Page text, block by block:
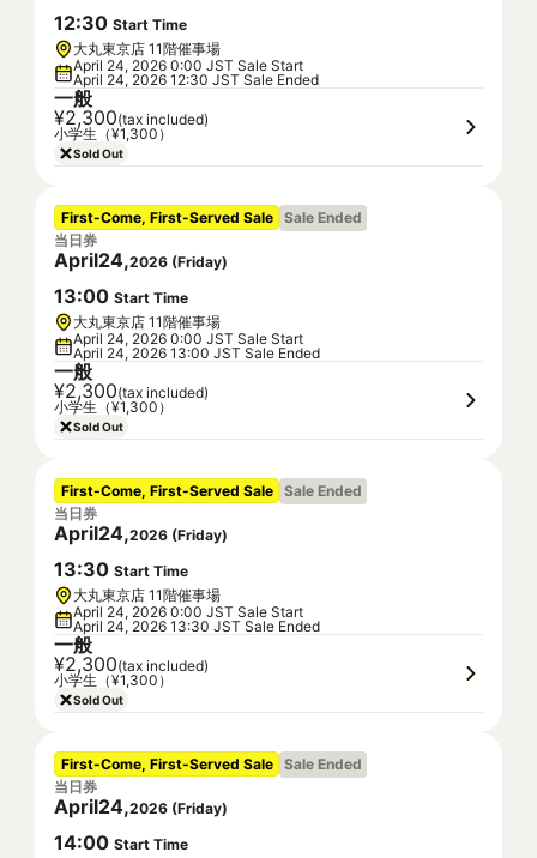
12:30 Start Time
大丸東京店 11階催事場
April 24, 2026 0:00 JST Sale Start
April 24, 2026 12:30 JST Sale Ended
一般
¥2,300(tax included)
小学生（¥1,300）
Sold Out
First-Come, First-Served Sale Sale Ended
当日券
April24,2026 (Friday)
13:00 Start Time
大丸東京店 11階催事場
April 24, 2026 0:00 JST Sale Start
April 24, 2026 13:00 JST Sale Ended
一般
¥2,300(tax included)
小学生（¥1,300）
Sold Out
First-Come, First-Served Sale Sale Ended
当日券
April24,2026 (Friday)
13:30 Start Time
大丸東京店 11階催事場
April 24, 2026 0:00 JST Sale Start
April 24, 2026 13:30 JST Sale Ended
一般
¥2,300(tax included)
小学生（¥1,300）
Sold Out
First-Come, First-Served Sale Sale Ended
当日券
April24,2026 (Friday)
14:00 Start Time